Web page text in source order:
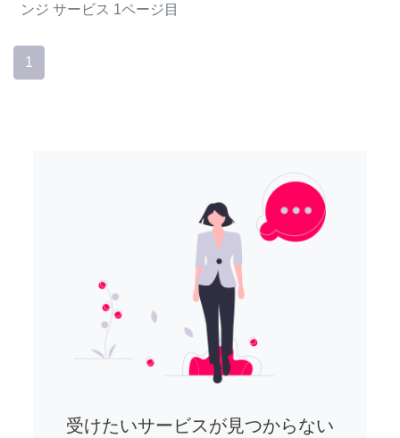
ンジ サービス 1ページ目
1
受けたいサービスが見つからない